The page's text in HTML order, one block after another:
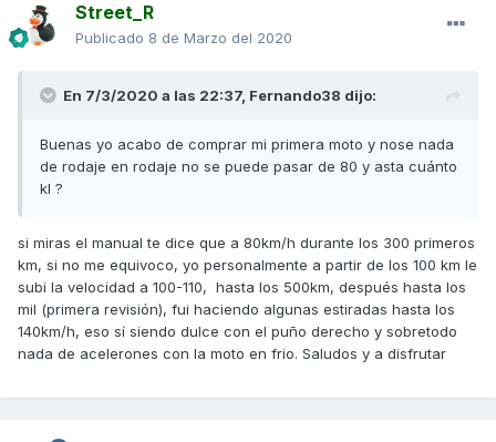
Street_R
Publicado 8 de Marzo del 2020
En 7/3/2020 a las 22:37, Fernando38 dijo:
Buenas yo acabo de comprar mi primera moto y nose nada
de rodaje en rodaje no se puede pasar de 80 y asta cuánto
kl ?
si miras el manual te dice que a 80km/h durante los 300 primeros
km, si no me equivoco, yo personalmente a partir de los 100 km le
subi la velocidad a 100-110, hasta los 500km, después hasta los
mil (primera revisión), fui haciendo algunas estiradas hasta los
140km/h, eso sí siendo dulce con el puño derecho y sobretodo
nada de acelerones con la moto en frio. Saludos y a disfrutar